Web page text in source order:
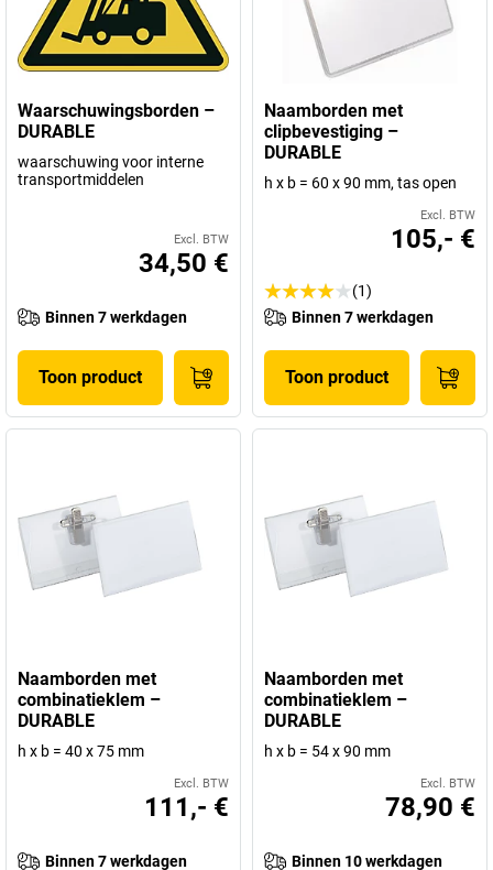
Waarschuwingsborden –
DURABLE
waarschuwing voor interne
transportmiddelen
Excl. BTW
34,50 €
Binnen 7 werkdagen
Toon product
Naamborden met
clipbevestiging –
DURABLE
h x b = 60 x 90 mm, tas open
Excl. BTW
105,- €
(1)
Binnen 7 werkdagen
Toon product
Naamborden met
combinatieklem –
DURABLE
h x b = 40 x 75 mm
Excl. BTW
111,- €
Binnen 7 werkdagen
Naamborden met
combinatieklem –
DURABLE
h x b = 54 x 90 mm
Excl. BTW
78,90 €
Binnen 10 werkdagen